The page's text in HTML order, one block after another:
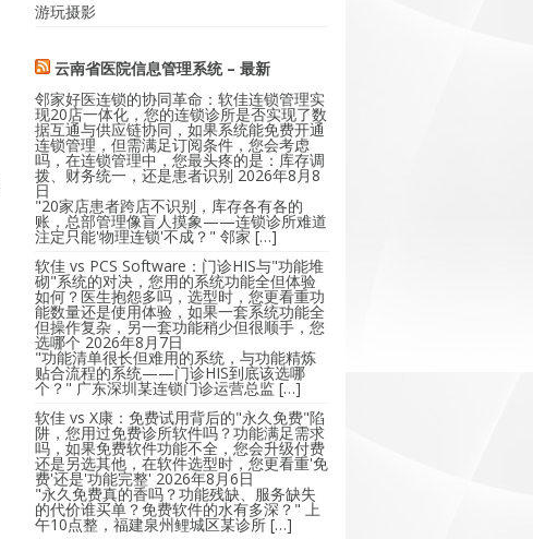
游玩摄影
云南省医院信息管理系统 – 最新
邻家好医连锁的协同革命：软佳连锁管理实
现20店一体化，您的连锁诊所是否实现了数
据互通与供应链协同，如果系统能免费开通
连锁管理，但需满足订阅条件，您会考虑
吗，在连锁管理中，您最头疼的是：库存调
拨、财务统一，还是患者识别 2026年8月8
日
"20家店患者跨店不识别，库存各有各的
账，总部管理像盲人摸象——连锁诊所难道
注定只能'物理连锁'不成？" 邻家 […]
软佳 vs PCS Software：门诊HIS与"功能堆
砌"系统的对决，您用的系统功能全但体验
如何？医生抱怨多吗，选型时，您更看重功
能数量还是使用体验，如果一套系统功能全
但操作复杂，另一套功能稍少但很顺手，您
选哪个 2026年8月7日
"功能清单很长但难用的系统，与功能精炼
贴合流程的系统——门诊HIS到底该选哪
个？" 广东深圳某连锁门诊运营总监 […]
软佳 vs X康：免费试用背后的"永久免费"陷
阱，您用过免费诊所软件吗？功能满足需求
吗，如果免费软件功能不全，您会升级付费
还是另选其他，在软件选型时，您更看重'免
费'还是'功能完整' 2026年8月6日
"永久免费真的香吗？功能残缺、服务缺失
的代价谁买单？免费软件的水有多深？" 上
午10点整，福建泉州鲤城区某诊所 […]